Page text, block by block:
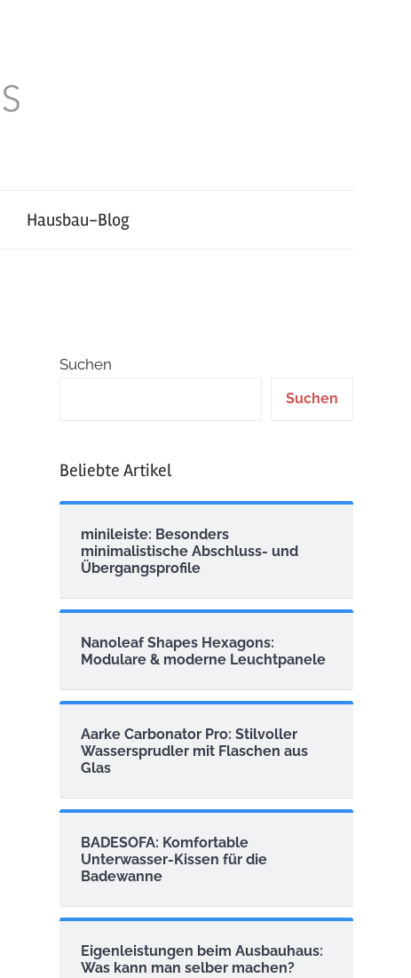
Hausbau-Blog
Suchen
Suchen
Beliebte Artikel
minileiste: Besonders
minimalistische Abschluss- und
Übergangsprofile
Nanoleaf Shapes Hexagons:
Modulare & moderne Leuchtpanele
Aarke Carbonator Pro: Stilvoller
Wassersprudler mit Flaschen aus
Glas
BADESOFA: Komfortable
Unterwasser-Kissen für die
Badewanne
Eigenleistungen beim Ausbauhaus:
Was kann man selber machen?